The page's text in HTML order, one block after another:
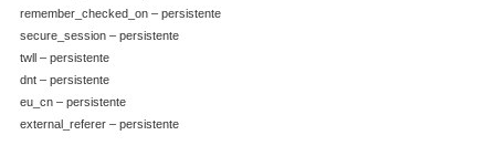
remember_checked_on – persistente
secure_session – persistente
twll – persistente
dnt – persistente
eu_cn – persistente
external_referer – persistente